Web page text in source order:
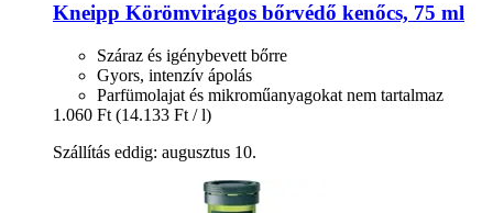
Kneipp Körömvirágos bőrvédő kenőcs, 75 ml
Száraz és igénybevett bőrre
Gyors, intenzív ápolás
Parfümolajat és mikroműanyagokat nem tartalmaz
1.060 Ft (14.133 Ft / l)
Szállítás eddig: augusztus 10.